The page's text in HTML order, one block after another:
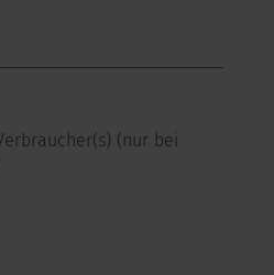
(nur bei